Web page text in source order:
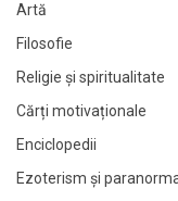
Artă
Filosofie
Religie și spiritualitate
Cărți motivaționale
Enciclopedii
Ezoterism și